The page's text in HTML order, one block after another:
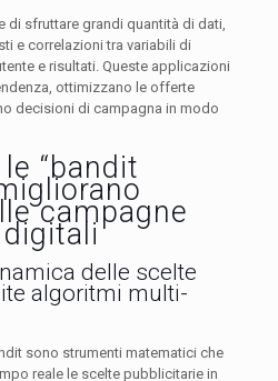
di sfruttare grandi quantità di dati,
e correlazioni tra variabili di
e risultati. Queste applicazioni
ottimizzano le offerte
decisioni di campagna in modo
“bandit
campagne
delle scelte
algoritmi multi-
sono strumenti matematici che
reale le scelte pubblicitarie in